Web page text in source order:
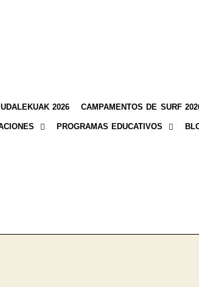
2026 CAMPAMENTOS DE SURF
PROGRAMAS EDUCATIVOS